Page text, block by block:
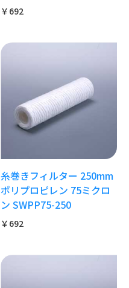
￥692
糸巻きフィルター 250mm
ポリプロピレン 75ミクロ
ン SWPP75-250
￥692